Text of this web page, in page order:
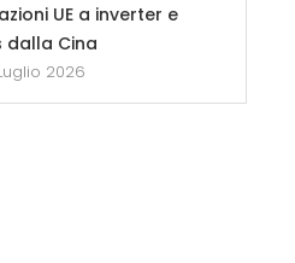
UE a inverter e
dalla Cina
2026